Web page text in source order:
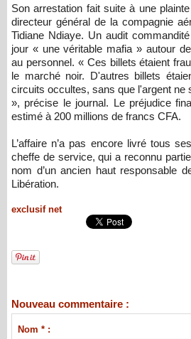
Son arrestation fait suite à une
directeur général de la compagnie
Tidiane Ndiaye. Un audit
jour « une véritable mafia » autour
au personnel. « Ces billets étaient
le marché noir. D'autres billets
circuits occultes, sans que l'argent ne
», précise le journal. Le préjudice
estimé à 200 millions de francs CFA.
L’affaire n’a pas encore livré tous
cheffe de service, qui a reconnu
nom d’un ancien haut responsable
Libération.
exclusif net
Nouveau commentaire :
Nom * :